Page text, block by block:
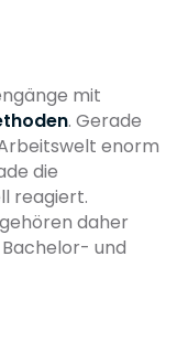
mit
. Gerade
enorm
die
reagiert.
daher
und